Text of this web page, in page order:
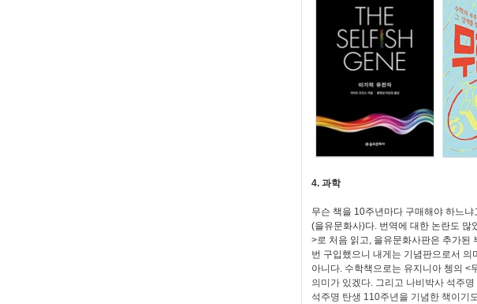
4. 과학
무슨 책을 10주년마다 구매해야 하느
(을유문화사)다. 번역에 대한 논란도 많
>로 처음 읽고, 을유문화사판은 추가된
번 구입했으니 내게는 기념판으로서
아니다. 수학책으로는 유지니아 쳉의 <
의미가 있겠다. 그리고 나비박사 석주
석주명 탄생 110주년을 기념한 책이기